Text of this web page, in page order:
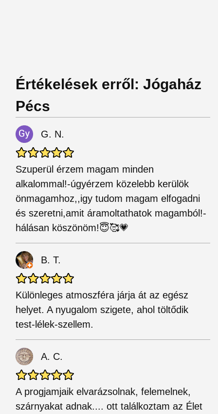
Értékelések erről: Jógaház
Pécs
G. N.
Szuperül érzem magam minden
alkalommal!-úgyérzem közelebb kerülök
önmagamhoz,,igy tudom magam elfogadni
és szeretni,amit áramoltathatok magamból!-
hálásan köszönöm!😇🥰💗
B. T.
Különleges atmoszféra járja át az egész
helyet. A nyugalom szigete, ahol töltődik
test-lélek-szellem.
A. C.
A progjamjaik elvarázsolnak, felemelnek,
szárnyakat adnak.... ott találkoztam az Élet